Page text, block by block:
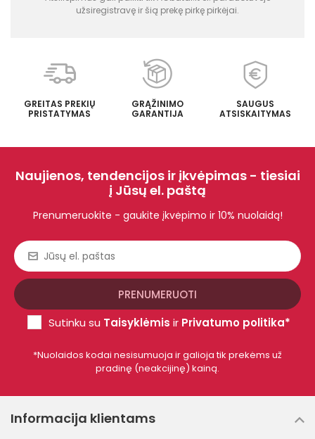
užsiregistravę ir šią prekę pirkę pirkėjai.
GREITAS PREKIŲ
PRISTATYMAS
GRĄŽINIMO
GARANTIJA
SAUGUS
ATSISKAITYMAS
Naujienos, tendencijos ir įkvėpimas - tiesiai
į Jūsų el. paštą
Prenumeruokite - gaukite įkvėpimo ir 10% nuolaidą!
Sutinku su Taisyklėmis ir Privatumo politika*
*Nuolaidos kodai nesisumuoja ir galioja tik prekėms už
pradinę (neakcijinę) kainą.
Informacija klientams